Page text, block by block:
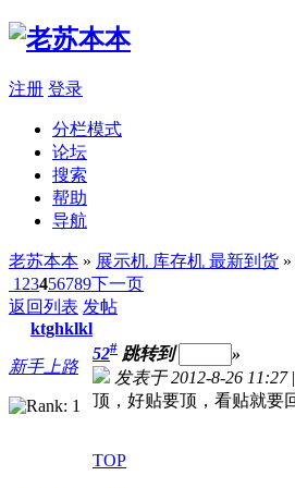
注册 登录
分栏模式
论坛
搜索
帮助
导航
老苏本本 » 展示机 库存机 最新到货
1 23456789下一页
返回列表 发帖
ktghklkl
新手上路
52# 跳转到
»
发表于 2012-8-26 11:27|
顶，好贴要顶，看贴就要
TOP